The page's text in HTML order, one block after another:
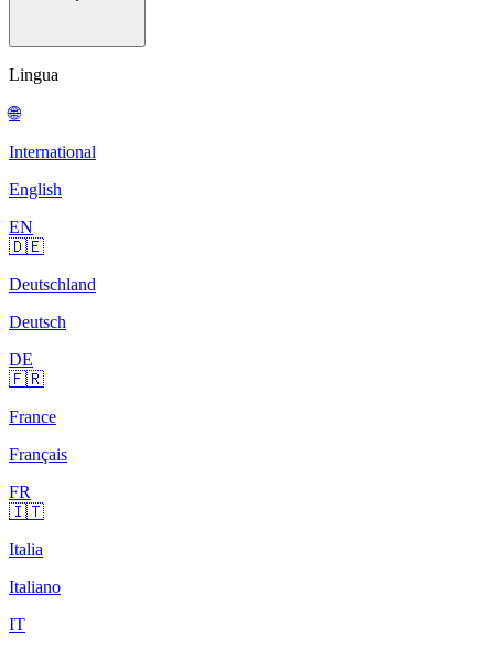
Lingua
🌐
International
English
EN
🇩🇪
Deutschland
Deutsch
DE
🇫🇷
France
Français
FR
🇮🇹
Italia
Italiano
IT